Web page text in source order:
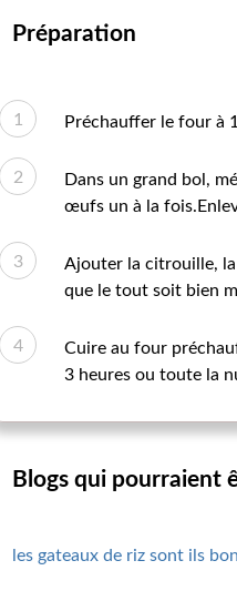
Préparation
Préchauffer le four à
Dans un grand bol,
œufs un à la
Ajouter la citrouille, la
que le tout soit bien
Cuire au four
3 heures ou toute la
Blogs qui pourraient
les gateaux de riz sont ils